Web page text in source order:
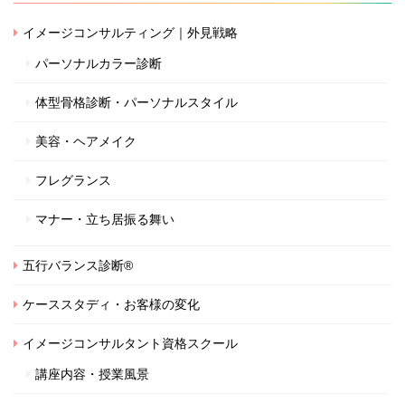
イメージコンサルティング｜外見戦略
パーソナルカラー診断
体型骨格診断・パーソナルスタイル
美容・ヘアメイク
フレグランス
マナー・立ち居振る舞い
五行バランス診断®
ケーススタディ・お客様の変化
イメージコンサルタント資格スクール
講座内容・授業風景